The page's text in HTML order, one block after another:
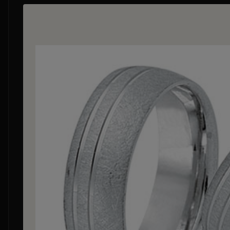
Bildergalerie überspringen